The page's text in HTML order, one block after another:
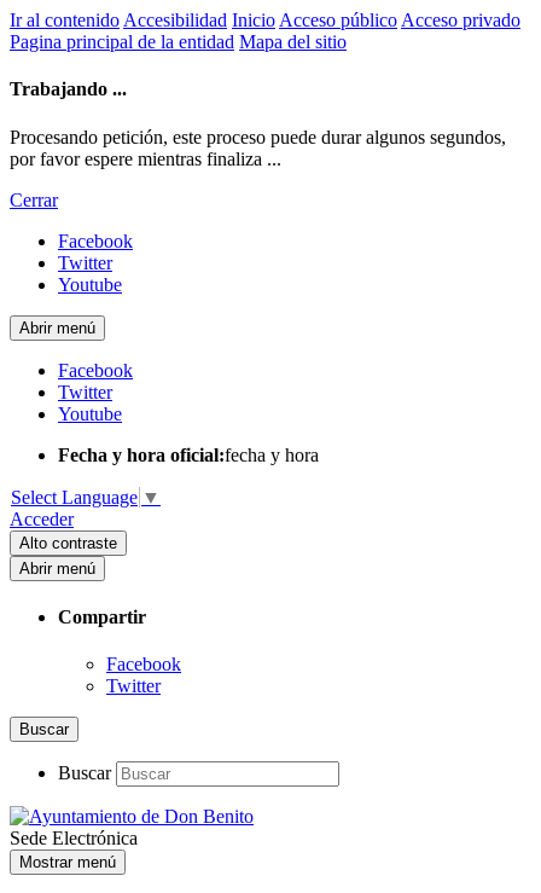
Ir al contenido Accesibilidad Inicio Acceso público Acceso privado
Pagina principal de la entidad Mapa del sitio
Trabajando ...
Procesando petición, este proceso puede durar algunos segundos,
por favor espere mientras finaliza ...
Cerrar
Facebook
Twitter
Youtube
Abrir menú
Facebook
Twitter
Youtube
Fecha y hora oficial:fecha y hora
Select Language ▼
Acceder
Alto contraste
Abrir menú
Compartir
Facebook
Twitter
Buscar
Buscar
Sede Electrónica
Mostrar menú